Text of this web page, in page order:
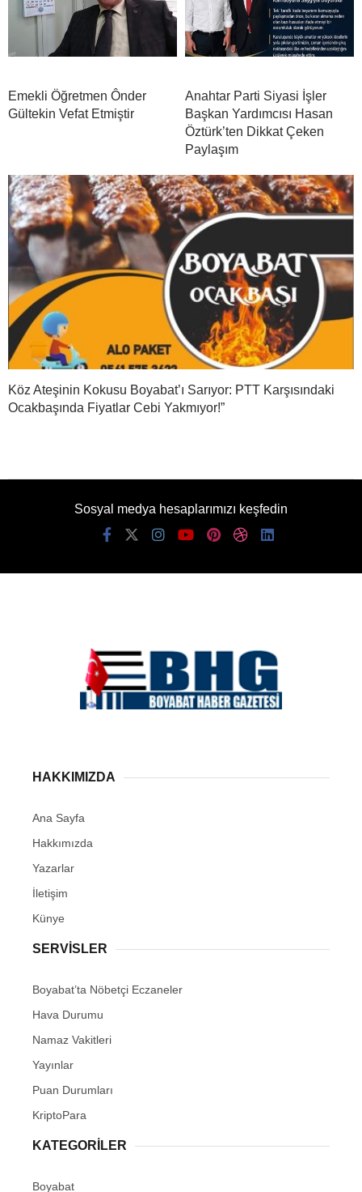
Emekli Öğretmen Ônder
Gültekin Vefat Etmiştir
Anahtar Parti Siyasi İşler
Başkan Yardımcısı Hasan
Öztürk’ten Dikkat Çeken
Paylaşım
Köz Ateşinin Kokusu Boyabat’ı Sarıyor: PTT Karşısındaki
Ocakbaşında Fiyatlar Cebi Yakmıyor!”
Sosyal medya hesaplarımızı keşfedin
HAKKIMIZDA
Ana Sayfa
Hakkımızda
Yazarlar
İletişim
Künye
SERVISLER
Boyabat’ta Nöbetçi Eczaneler
Hava Durumu
Namaz Vakitleri
Yayınlar
Puan Durumları
KriptoPara
KATEGORILER
Boyabat